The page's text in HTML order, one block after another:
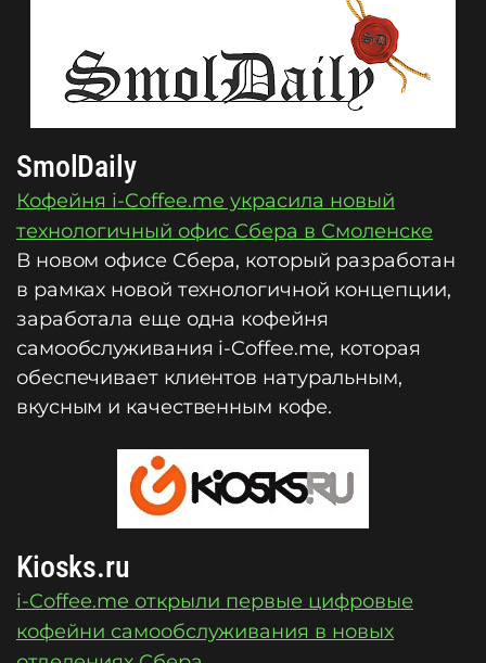
SmolDaily
Кофейня i-Coffee.me украсила новый
технологичный офис Сбера в Смоленске
В новом офисе Сбера, который разработан
в рамках новой технологичной концепции,
заработала еще одна кофейня
самообслуживания i-Coffee.me, которая
обеспечивает клиентов натуральным,
вкусным и качественным кофе.
Kiosks.ru
i-Coffee.me открыли первые цифровые
кофейни самообслуживания в новых